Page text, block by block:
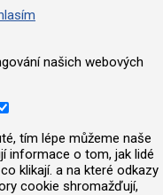
našich webových
tím lépe můžeme naše
informace o tom, jak lidé
klikají. a na které odkazy
cookie shromažďují,